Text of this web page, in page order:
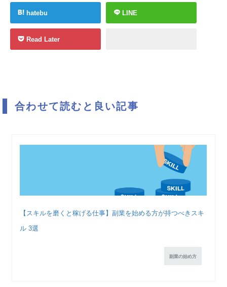
hatebu LINE
Read Later
合わせて読むと良い記事
【スキルを磨くと稼げる仕事】副業を始める方が持つべきスキ
ル 3選
副業の始め方